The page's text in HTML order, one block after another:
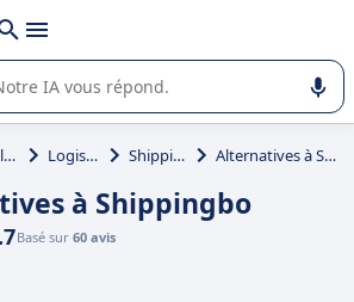
avec
dans l'utilisation ou la sélection de
Organisation et planification Logistique Shippingbo Alternatives à Shippingbo
à Shippingbo
Basé sur 60 avis